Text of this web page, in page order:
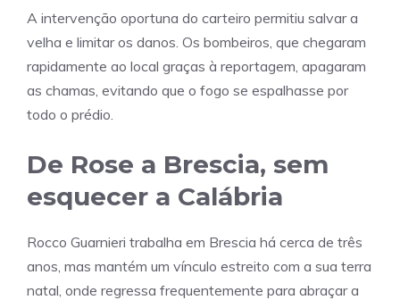
A intervenção oportuna do carteiro permitiu salvar a
velha e limitar os danos. Os bombeiros, que chegaram
rapidamente ao local graças à reportagem, apagaram
as chamas, evitando que o fogo se espalhasse por
todo o prédio.
De Rose a Brescia, sem
esquecer a Calábria
Rocco Guarnieri trabalha em Brescia há cerca de três
anos, mas mantém um vínculo estreito com a sua terra
natal, onde regressa frequentemente para abraçar a